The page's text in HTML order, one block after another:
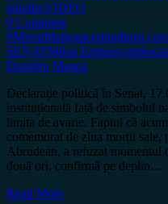
gândireVIDEO
0 Comment
#MironManega
SENATMihai Eminescu
Dumitru Manea
Declarație politică în Senat,
instituțională față de simbolul
limita de avarie. Faptul că
comemorat de ziua morții sale,
Abrudean, a refuzat momentul
două ori, confirmă pe deplin…
Read More